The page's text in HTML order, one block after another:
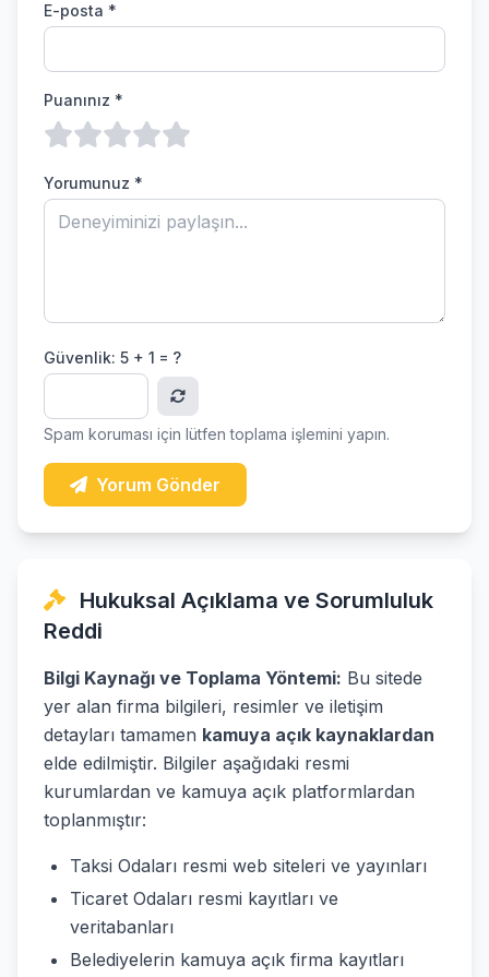
E-posta *
Puanınız *
Yorumunuz *
Güvenlik: 5 + 1 = ?
Spam koruması için lütfen toplama işlemini yapın.
Yorum Gönder
Hukuksal Açıklama ve Sorumluluk
Reddi
Bilgi Kaynağı ve Toplama Yöntemi: Bu sitede
yer alan firma bilgileri, resimler ve iletişim
detayları tamamen kamuya açık kaynaklardan
elde edilmiştir. Bilgiler aşağıdaki resmi
kurumlardan ve kamuya açık platformlardan
toplanmıştır:
Taksi Odaları resmi web siteleri ve yayınları
Ticaret Odaları resmi kayıtları ve
veritabanları
Belediyelerin kamuya açık firma kayıtları